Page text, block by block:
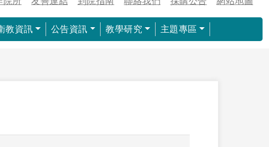
教資訊 公告資訊 教學研究 主題專區